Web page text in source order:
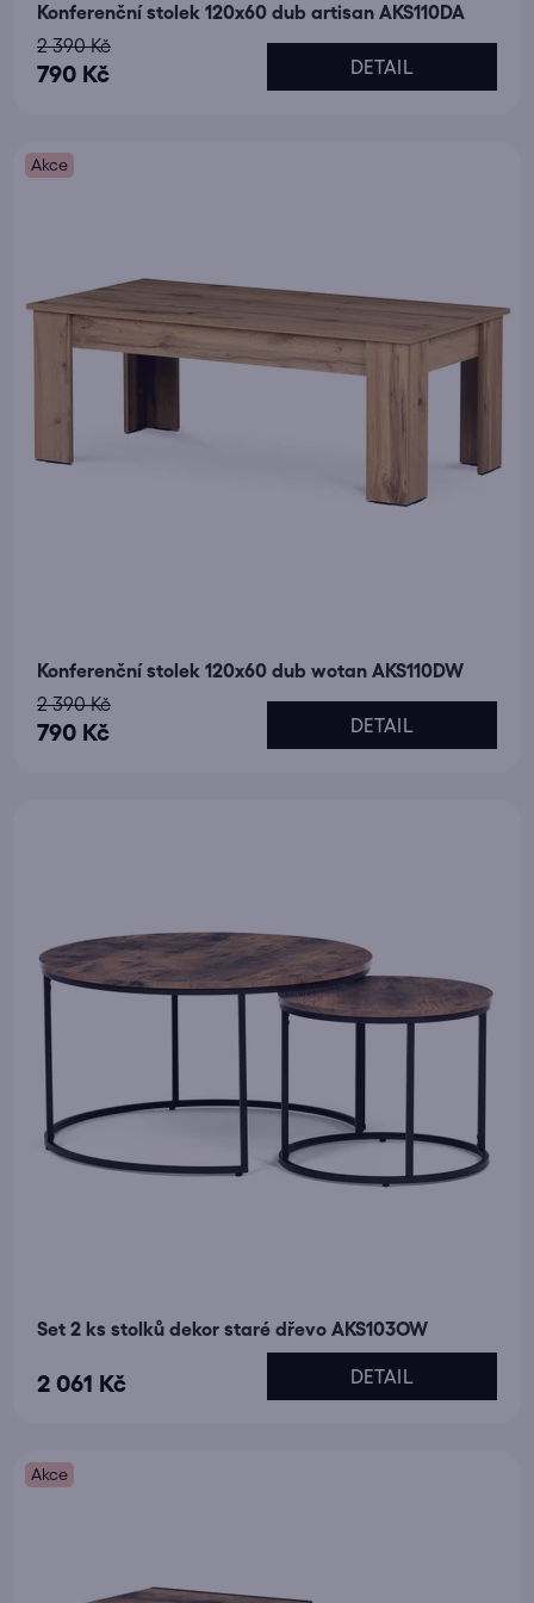
Konferenční stolek 120x60 dub artisan AKS110DA
790 Kč
2 390 Kč
DETAIL
Akce
Konferenční stolek 120x60 dub wotan AKS110DW
790 Kč
2 390 Kč
DETAIL
Set 2 ks stolků dekor staré dřevo AKS103OW
2 061 Kč DETAIL
Akce